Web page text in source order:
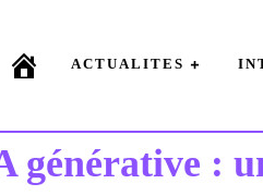
ACTUALITES
générative :